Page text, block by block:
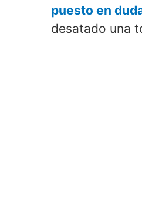
puesto en
desatado una